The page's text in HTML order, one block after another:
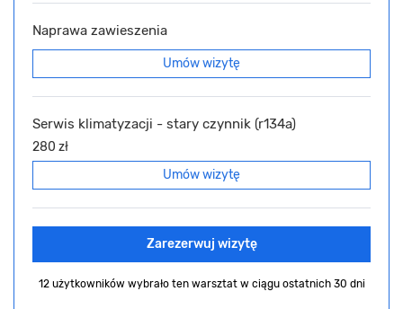
Naprawa zawieszenia
Umów wizytę
Serwis klimatyzacji - stary czynnik (r134a)
280 zł
Umów wizytę
Zarezerwuj wizytę
12 użytkowników wybrało ten warsztat w ciągu ostatnich 30 dni